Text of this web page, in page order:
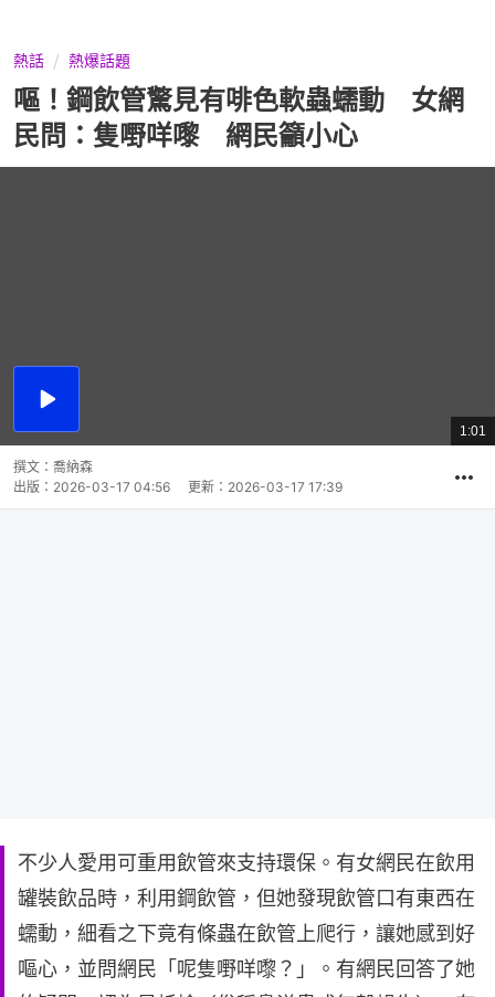
熱話 熱爆話題
嘔！鋼飲管驚見有啡色軟蟲蠕動 女網
民問：隻嘢咩嚟 網民籲小心
播
總
共
1:01
撰文： 喬納森
出版： 2026-03-17 04:56 更新： 2026-03-17 17:39
不少人愛用可重用飲管來支持環保。有女網民在飲用
罐裝飲品時，利用鋼飲管，但她發現飲管口有東西在
蠕動，細看之下竟有條蟲在飲管上爬行，讓她感到好
嘔心，並問網民「呢隻嘢咩嚟？」。有網民回答了她